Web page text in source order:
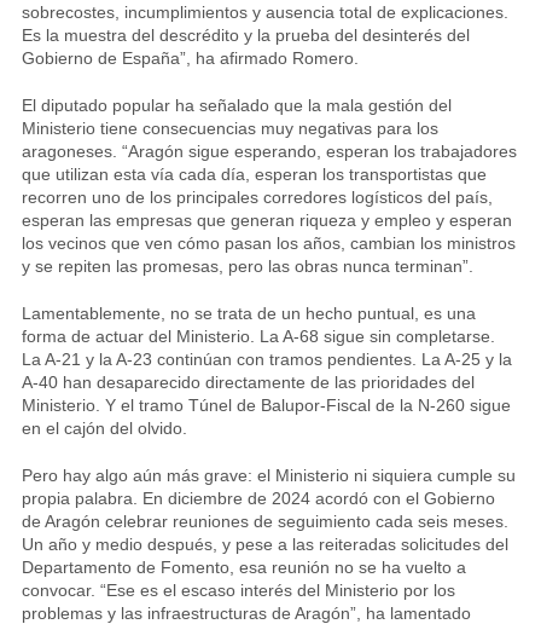
sobrecostes, incumplimientos y ausencia total de explicaciones.
Es la muestra del descrédito y la prueba del desinterés del
Gobierno de España”, ha afirmado Romero.
El diputado popular ha señalado que la mala gestión del
Ministerio tiene consecuencias muy negativas para los
aragoneses. “Aragón sigue esperando, esperan los trabajadores
que utilizan esta vía cada día, esperan los transportistas que
recorren uno de los principales corredores logísticos del país,
esperan las empresas que generan riqueza y empleo y esperan
los vecinos que ven cómo pasan los años, cambian los ministros
y se repiten las promesas, pero las obras nunca terminan”.
Lamentablemente, no se trata de un hecho puntual, es una
forma de actuar del Ministerio. La A-68 sigue sin completarse.
La A-21 y la A-23 continúan con tramos pendientes. La A-25 y la
A-40 han desaparecido directamente de las prioridades del
Ministerio. Y el tramo Túnel de Balupor-Fiscal de la N-260 sigue
en el cajón del olvido.
Pero hay algo aún más grave: el Ministerio ni siquiera cumple su
propia palabra. En diciembre de 2024 acordó con el Gobierno
de Aragón celebrar reuniones de seguimiento cada seis meses.
Un año y medio después, y pese a las reiteradas solicitudes del
Departamento de Fomento, esa reunión no se ha vuelto a
convocar. “Ese es el escaso interés del Ministerio por los
problemas y las infraestructuras de Aragón”, ha lamentado